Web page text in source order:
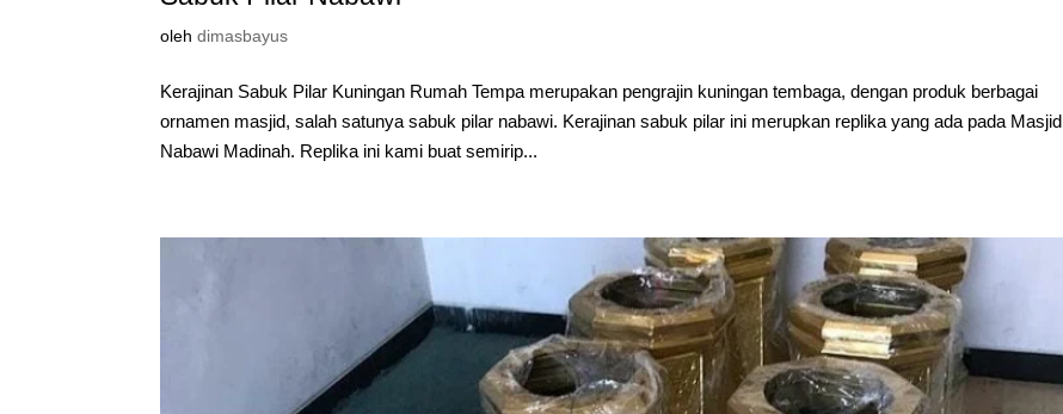
olehdimasbayus
Kerajinan Sabuk Pilar Kuningan Rumah Tempa merupakan pengrajin kuningan tembaga, dengan produk berbagai
ornamen masjid, salah satunya sabuk pilar nabawi. Kerajinan sabuk pilar ini merupkan replika yang ada pada Masjid
Nabawi Madinah. Replika ini kami buat semirip...